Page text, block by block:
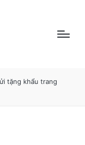
tặng khẩu trang